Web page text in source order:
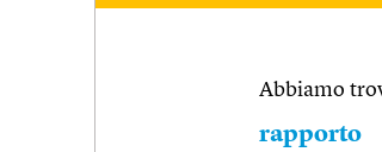
Abbiamo
rapporto